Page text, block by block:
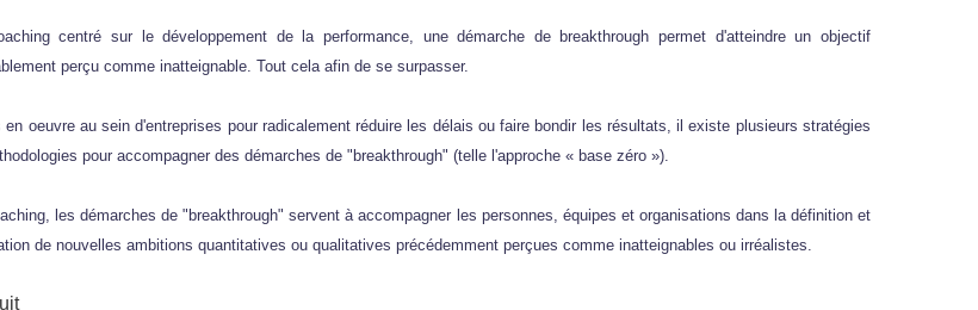
centré sur le développement de la performance, une démarche de breakthrough permet d'atteindre un objectif
perçu comme inatteignable. Tout cela afin de se surpasser.
en oeuvre au sein d'entreprises pour radicalement réduire les délais ou faire bondir les résultats, il existe plusieurs stratégies
pour accompagner des démarches de "breakthrough" (telle l'approche « base zéro »).
les démarches de "breakthrough" servent à accompagner les personnes, équipes et organisations dans la définition et
de nouvelles ambitions quantitatives ou qualitatives précédemment perçues comme inatteignables ou irréalistes.